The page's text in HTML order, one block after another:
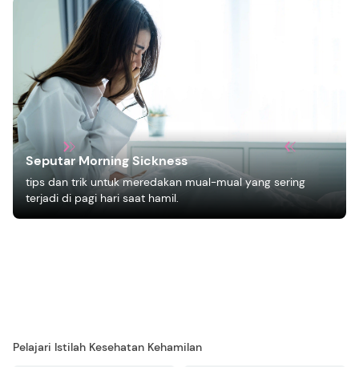
Seputar Morning Sickness
tips dan trik untuk meredakan mual-mual yang sering
terjadi di pagi hari saat hamil.
Pelajari Istilah Kesehatan Kehamilan